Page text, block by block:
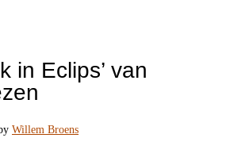
in Eclips’ van
Willem Broens